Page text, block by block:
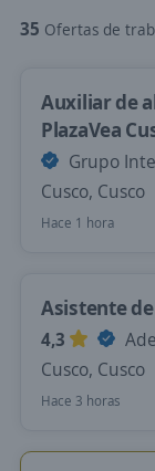
35 Ofertas de trabajo de
Auxiliar de
PlazaVea
Grupo
Cusco, Cusco
Hace 1 hora
Asistente
4,3
Cusco, Cusco
Hace 3 horas